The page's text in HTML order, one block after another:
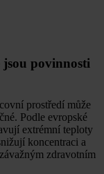
povinnosti
prostředí může
Podle evropské
extrémní teploty
koncentraci a
zdravotním